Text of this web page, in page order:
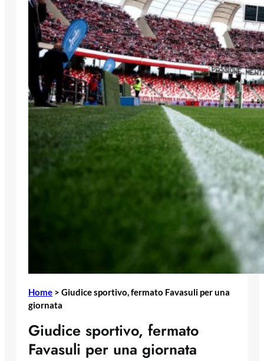
Home > Giudice sportivo, fermato Favasuli per una
giornata
Giudice sportivo, fermato
Favasuli per una giornata